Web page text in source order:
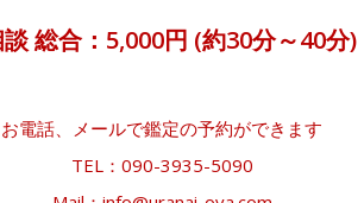
総合：5,000円 (約30分～40分)
お電話、メールで鑑定の予約ができます
TEL：090-3935-5090